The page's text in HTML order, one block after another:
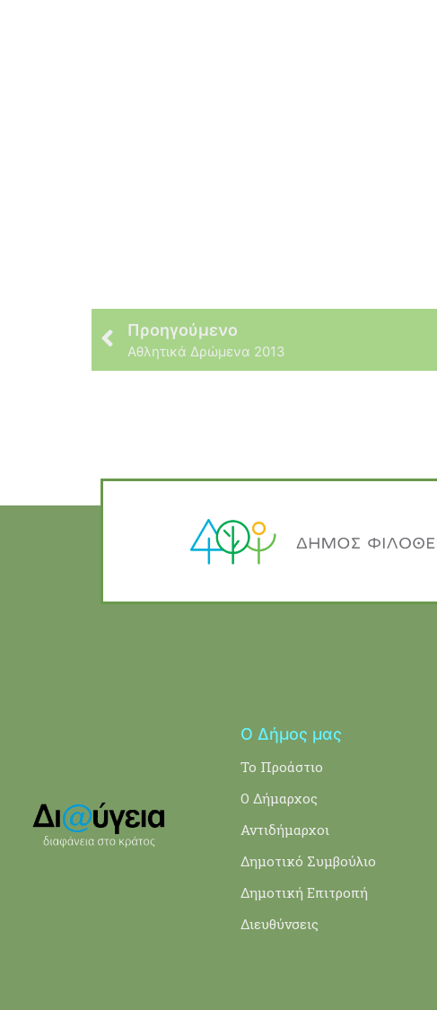
Προηγούμενο
Αθλητικά Δρώμενα 2013
Ο Δήμος μας
Το Προάστιο
Ο Δήμαρχος
Αντιδήμαρχοι
Δημοτικό Συμβούλιο
Δημοτική Επιτροπή
Διευθύνσεις